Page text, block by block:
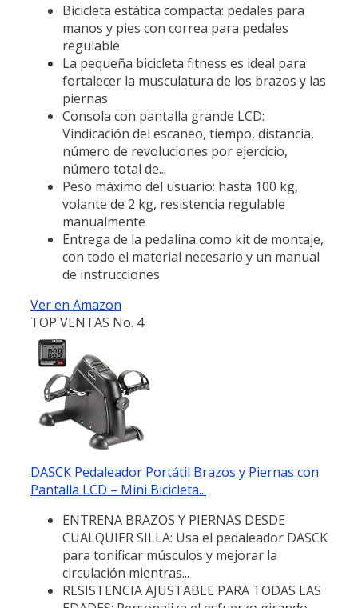
Bicicleta estática compacta: pedales para
manos y pies con correa para pedales
regulable
La pequeña bicicleta fitness es ideal para
fortalecer la musculatura de los brazos y las
piernas
Consola con pantalla grande LCD:
Vindicación del escaneo, tiempo, distancia,
número de revoluciones por ejercicio,
número total de...
Peso máximo del usuario: hasta 100 kg,
volante de 2 kg, resistencia regulable
manualmente
Entrega de la pedalina como kit de montaje,
con todo el material necesario y un manual
de instrucciones
Ver en Amazon
TOP VENTAS No. 4
DASCK Pedaleador Portátil Brazos y Piernas con
Pantalla LCD – Mini Bicicleta...
ENTRENA BRAZOS Y PIERNAS DESDE
CUALQUIER SILLA: Usa el pedaleador DASCK
para tonificar músculos y mejorar la
circulación mientras...
RESISTENCIA AJUSTABLE PARA TODAS LAS